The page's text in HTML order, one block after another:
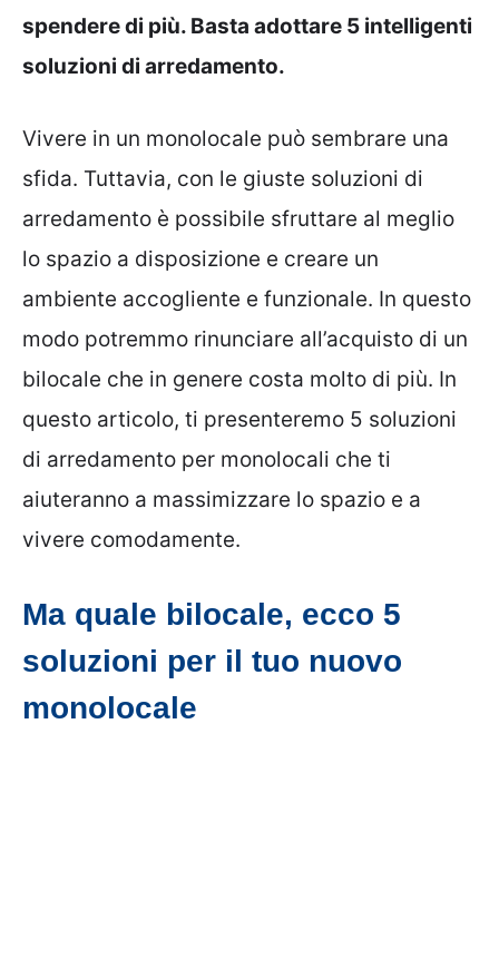
spendere di più. Basta adottare 5 intelligenti
soluzioni di arredamento.
Vivere in un monolocale può sembrare una
sfida. Tuttavia, con le giuste soluzioni di
arredamento è possibile sfruttare al meglio
lo spazio a disposizione e creare un
ambiente accogliente e funzionale. In questo
modo potremmo rinunciare all’acquisto di un
bilocale che in genere costa molto di più. In
questo articolo, ti presenteremo 5 soluzioni
di arredamento per monolocali che ti
aiuteranno a massimizzare lo spazio e a
vivere comodamente.
Ma quale bilocale, ecco 5
soluzioni per il tuo nuovo
monolocale